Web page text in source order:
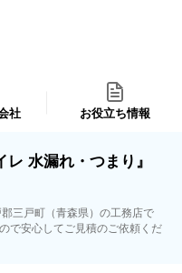
社 お役立ち情報
水漏れ・つまり』
三戸町（青森県）の工務店で
で安心してご見積のご依頼くだ